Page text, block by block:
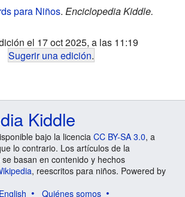
para Niños. Enciclopedia Kiddle.
el 17 oct 2025, a las 11:19
Sugerir una edición.
Kiddle
bajo la licencia CC BY-SA 3.0, a
lo contrario. Los artículos de la
basan en contenido y hechos
, reescritos para niños. Powered by
English Quiénes somos